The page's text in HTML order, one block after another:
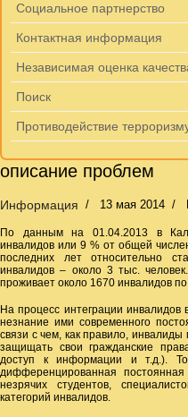
Социальное партнерство
Контактная информация
Независимая оценка
Поиск
Противодействие
описание проблем
Информация 13 мая 2014
По данным на 01.04.2013 в
инвалидов или 9 % от общей
последних лет относительно
инвалидов – около 3 тыс.
проживает около 1670 инвалидов
На процесс интеграции
незнание ими современного
связи с чем, как правило,
защищать свои гражданские
доступ к информации и т.д.). То
дифференцированная постоянная
незрячих студентов,
категорий инвалидов.